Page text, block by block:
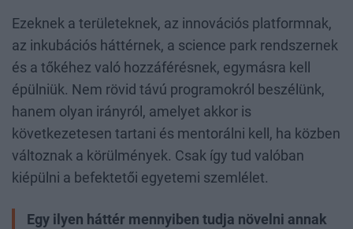
Ezeknek a területeknek, az innovációs platformnak,
az inkubációs háttérnek, a science park rendszernek
és a tőkéhez való hozzáférésnek, egymásra kell
épülniük. Nem rövid távú programokról beszélünk,
hanem olyan irányról, amelyet akkor is
következetesen tartani és mentorálni kell, ha közben
változnak a körülmények. Csak így tud valóban
kiépülni a befektetői egyetemi szemlélet.
Egy ilyen háttér mennyiben tudja növelni annak